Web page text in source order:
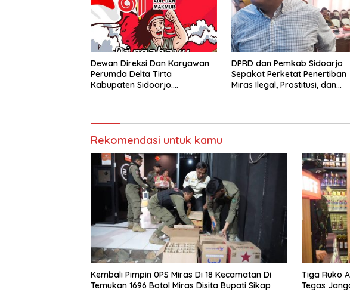
Dewan Direksi Dan Karyawan
Perumda Delta Tirta
Kabupaten Sidoarjo.
Tahun 2026
DPRD dan Pemkab Sidoarjo
Sepakat Perketat Penertiban
Miras Ilegal, Prostitusi, dan
Rekomendasi untuk kamu
Kembali Pimpin 0PS Miras Di 18 Kecamatan Di
Temukan 1696 Botol Miras Disita Bupati Sikap
Tiga Ruko
Tegas